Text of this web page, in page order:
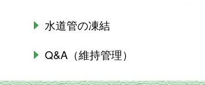
水道管の凍結
Q&A（維持管理）